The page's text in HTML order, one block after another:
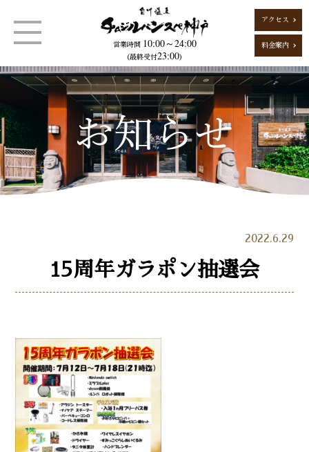
営業時間 10:00～24:00
（最終受付23:00）
アクセス
料金案内
2022.6.29
15周年ガラポン抽選会